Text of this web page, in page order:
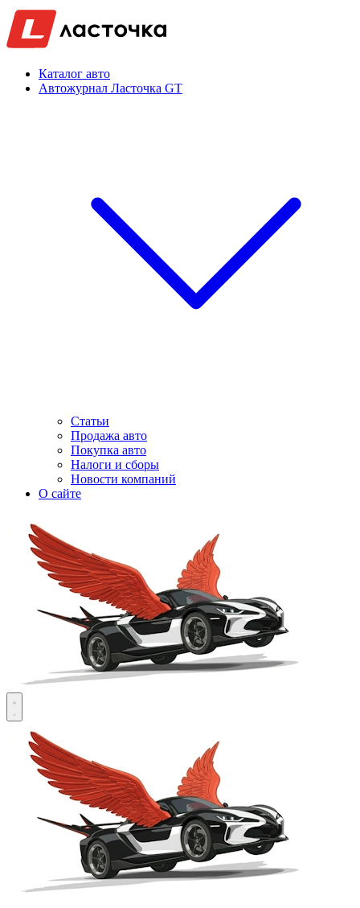
Каталог авто
Автожурнал Ласточка GT
Статьи
Продажа авто
Покупка авто
Налоги и сборы
Новости компаний
О сайте